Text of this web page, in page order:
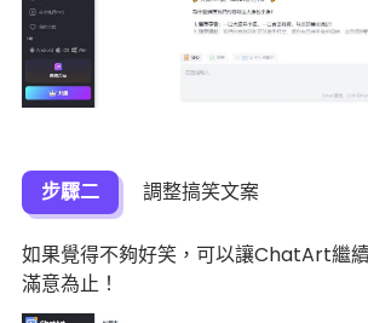
步驟二 調整搞笑文案
如果覺得不夠好笑，可以讓ChatArt繼
滿意為止！